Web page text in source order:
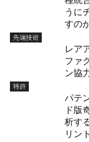
うに
すの
先端技術
レア
ファ
ン協
特許
パテ
ド版
析す
リント